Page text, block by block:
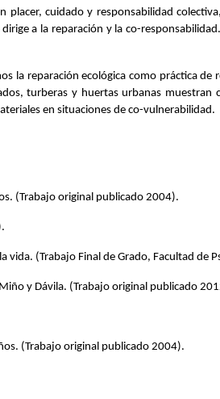
cuidado y responsabilidad
a la reparación y la co-
la reparación ecológica como práctica
turberas y huertas urbanas
en situaciones de co-vulnerabilidad.
(Trabajo original publicado 2004).
(Trabajo Final de Grado, Facultad de
y Dávila. (Trabajo original publicado
(Trabajo original publicado 2004).